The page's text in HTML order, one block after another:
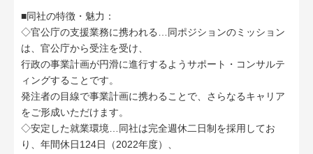
■同社の特徴・魅力：
◇官公庁の支援業務に携われる…同ポジションのミッション
は、官公庁から受注を受け、
行政の事業計画が円滑に進行するようサポート・コンサルテ
ィングすることです。
発注者の目線で事業計画に携わることで、さらなるキャリア
をご形成いただけます。
◇安定した就業環境…同社は完全週休二日制を採用してお
り、年間休日124日（2022年度）、